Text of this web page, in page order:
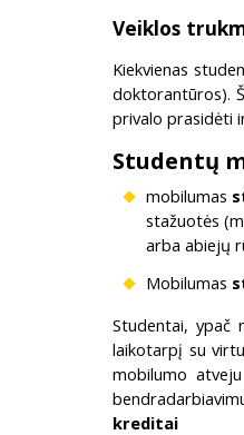
Veiklos
Kiekvienas
doktorantūros).
privalo prasidėti
Studentų
mobilumas
stažuotės
arba abiejų
Mobilumas
Studentai, ypač
laikotarpį su
mobilumo
kreditai